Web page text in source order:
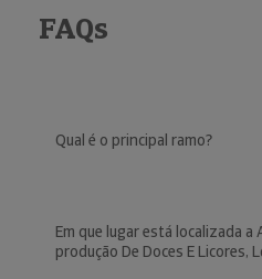
FAQs
Qual é o principal ramo?
Em que lugar está localizada a
produção De Doces E Licores,